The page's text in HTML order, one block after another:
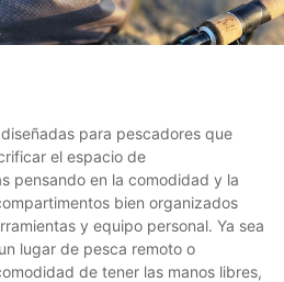
para pescadores que
el espacio de
pensando en la comodidad y la
bien organizados
y equipo personal. Ya sea
lugar de pesca remoto o
de tener las manos libres,